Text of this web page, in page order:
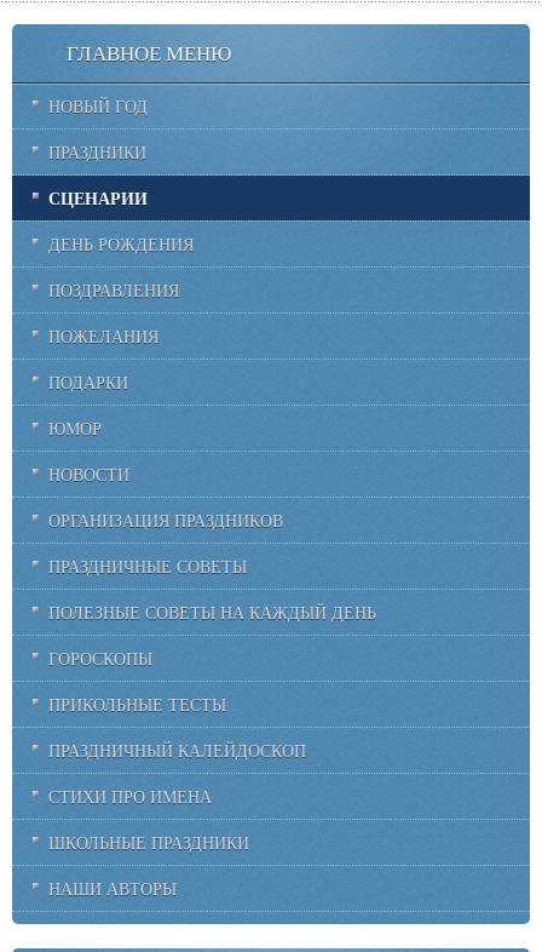
ГЛАВНОЕ МЕНЮ
НОВЫЙ ГОД
ПРАЗДНИКИ
СЦЕНАРИИ
ДЕНЬ РОЖДЕНИЯ
ПОЗДРАВЛЕНИЯ
ПОЖЕЛАНИЯ
ПОДАРКИ
ЮМОР
НОВОСТИ
ОРГАНИЗАЦИЯ ПРАЗДНИКОВ
ПРАЗДНИЧНЫЕ СОВЕТЫ
ПОЛЕЗНЫЕ СОВЕТЫ НА КАЖДЫЙ ДЕНЬ
ГОРОСКОПЫ
ПРИКОЛЬНЫЕ ТЕСТЫ
ПРАЗДНИЧНЫЙ КАЛЕЙДОСКОП
СТИХИ ПРО ИМЕНА
ШКОЛЬНЫЕ ПРАЗДНИКИ
НАШИ АВТОРЫ